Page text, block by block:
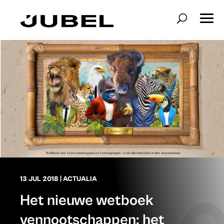
13 JUL 2018 ACTUALIA
Het nieuwe wetboek
vennootschappen: het